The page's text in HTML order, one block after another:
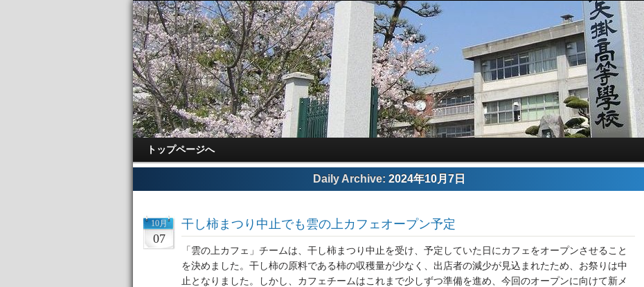
トップページへ
Daily Archive: 2024年10月7日
10月
07
干し柿まつり中止でも雲の上カフェオープン予定
「雲の上カフェ」チームは、干し柿まつり中止を受け、予定していた日にカフェをオープンさせること
を決めました。干し柿の原料である柿の収穫量が少なく、出店者の減少が見込まれたため、お祭りは中
止となりました。しかし、カフェチームはこれまで少しずつ準備を進め、今回のオープンに向けて新メ